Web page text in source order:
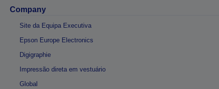
Company
Site da Equipa Executiva
Epson Europe Electronics
Digigraphie
Impressão direta em vestuário
Global